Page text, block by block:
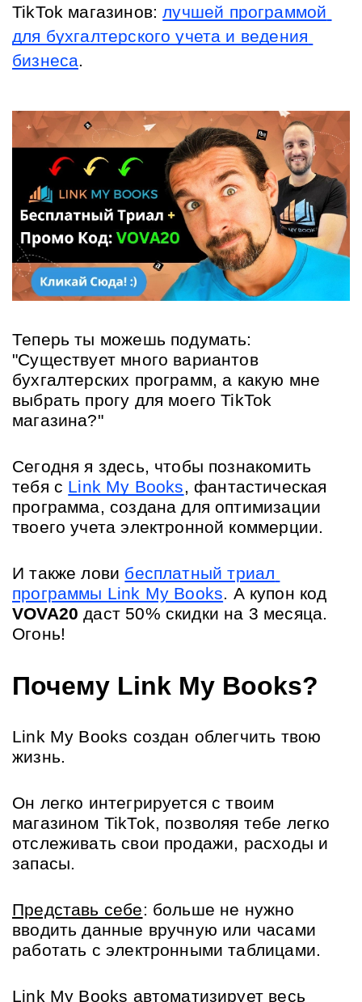
TikTok магазинов: лучшей программой
для бухгалтерского учета и ведения
бизнеса.
Теперь ты можешь подумать:
"Существует много вариантов
бухгалтерских программ, а какую мне
выбрать прогу для моего TikTok
магазина?"
Сегодня я здесь, чтобы познакомить
тебя с Link My Books, фантастическая
программа, создана для оптимизации
твоего учета электронной коммерции.
И также лови бесплатный триал
программы Link My Books
VOVA20 даст 50% скидки на 3 месяца.
Огонь!
Почему Link My Books?
Link My Books создан облегчить твою
жизнь.
Он легко интегрируется с твоим
магазином TikTok, позволяя тебе легко
отслеживать свои продажи, расходы и
запасы.
Представь себе: больше не нужно
вводить данные вручную или часами
работать с электронными таблицами.
Link My Books автоматизирует весь